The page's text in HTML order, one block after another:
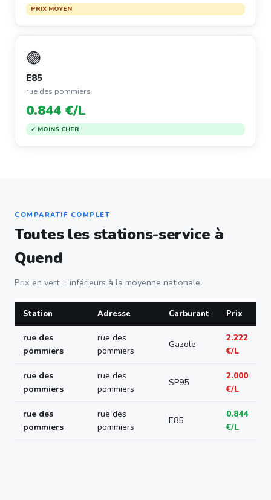
PRIX MOYEN
🟢
E85
rue des pommiers
0.844 €/L
✓ MOINS CHER
COMPARATIF COMPLET
Toutes les stations-service à
Quend
Prix en vert = inférieurs à la moyenne nationale.
Station Adresse Carburant Prix
rue des
pommiers
rue des
pommiers
Gazole
2.222
€/L
rue des
pommiers
rue des
pommiers
SP95
2.000
€/L
rue des
pommiers
rue des
pommiers
E85
0.844
€/L